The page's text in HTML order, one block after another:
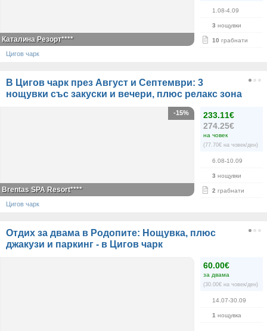
1.08-4.09
3 нощувки
10 грабнати
Каталина Резорт****
Цигов чарк
В Цигов чарк през Август и Септември: 3
нощувки със закуски и вечери, плюс релакс зона
233.11€
274.25€
на човек
(77.70€ на човек/ден)
6.08-10.09
3 нощувки
2 грабнати
-15%
Brentas SPA Resort****
Цигов чарк
Отдих за двама в Родопите: Нощувка, плюс
джакузи и паркинг - в Цигов чарк
60.00€
за двама
(30.00€ на човек/ден)
14.07-30.09
1 нощувка